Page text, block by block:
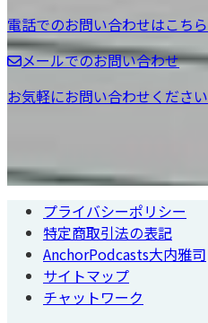
電話でのお問い合わせはこちら
メールでのお問い合わせ
お気軽にお問い合わせください
プライバシーポリシー
特定商取引法の表記
AnchorPodcasts大内雅司
サイトマップ
チャットワーク